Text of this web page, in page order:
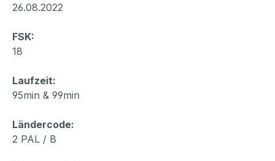
26.08.2022
FSK:
18
Laufzeit:
95min & 99min
Ländercode:
2 PAL / B